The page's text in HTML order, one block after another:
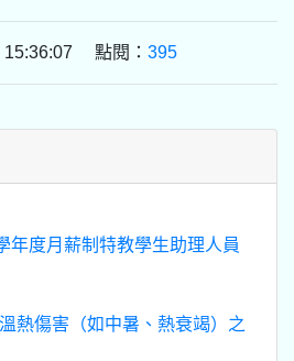
15:36:07 點閱： 395
年度月薪制特教學生助理人員
熱傷害（如中暑、熱衰竭）之